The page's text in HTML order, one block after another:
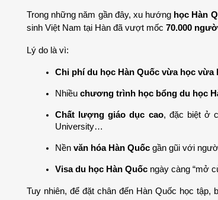
Trong những năm gần đây, xu hướng học Hàn
sinh Việt Nam tại Hàn đã vượt mốc 70.000
Lý do là vì:
Chi phí du học Hàn Quốc vừa học vừa
Nhiều chương trình học bổng du học
Chất lượng giáo dục cao, đặc biệt ở
University…
Nền văn hóa Hàn Quốc gần gũi với
Visa du học Hàn Quốc ngày càng “mở
Tuy nhiên, để đặt chân đến Hàn Quốc học tập,